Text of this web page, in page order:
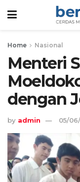
Home Nasional
Menteri
dengan
by admin 05/